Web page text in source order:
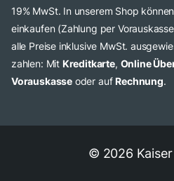
19% MwSt. In unserem Shop
einkaufen (Zahlung per
alle Preise inklusive MwSt.
zahlen: Mit Kreditkarte, Online
Vorauskasse oder auf Rechnung.
© 2026